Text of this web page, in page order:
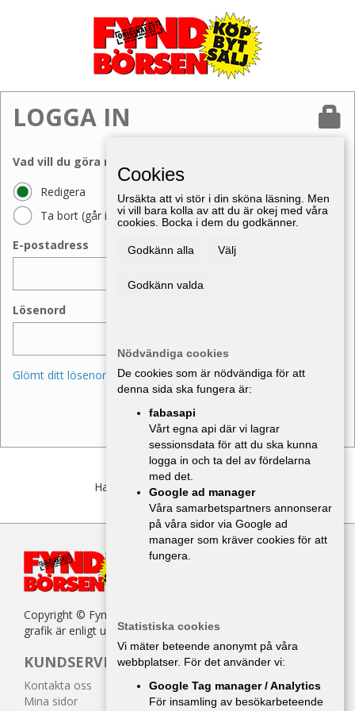
LOGGA IN
Vad vill du göra med din annons?
Redigera
Ta bort (går inte att ångra)
E-postadress
Lösenord
Glömt ditt lösenord?
Har du inget konto?Bli medlem
Copyright © Fyndbörsen. All kopiering av texter, bilder eller
grafik är enligt upphovsrättslagen förbjuden.
KUNDSERVICE
Kontakta oss
Mina sidor
Cookies
Ursäkta att vi stör i din sköna läsning. Men
vi vill bara kolla av att du är okej med våra
cookies. Bocka i dem du godkänner.
Godkänn alla Välj
Godkänn valda
Nödvändiga cookies
De cookies som är nödvändiga för att
denna sida ska fungera är:
fabasapi
Vårt egna api där vi lagrar
sessionsdata för att du ska kunna
logga in och ta del av fördelarna
med det.
Google ad manager
Våra samarbetspartners annonserar
på våra sidor via Google ad
manager som kräver cookies för att
fungera.
Statistiska cookies
Vi mäter beteende anonymt på våra
webbplatser. För det använder vi:
Google Tag manager / Analytics
För insamling av besökarbeteende